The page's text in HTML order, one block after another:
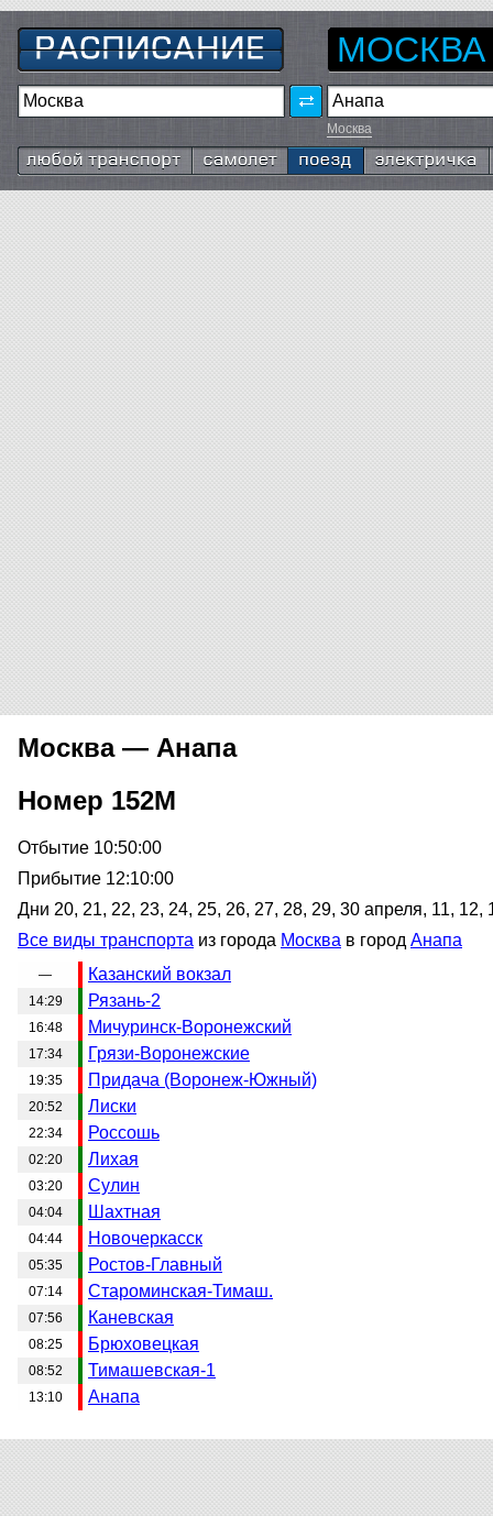
Москва
Любой транспорт Самолёт Поезд Электричка
Москва — Анапа
Номер 152М
Отбытие 10:50:00
Прибытие 12:10:00
Дни 20, 21, 22, 23, 24, 25, 26, 27, 28, 29, 30 апреля, 11,
Все виды транспорта из города Москва в город Анапа
— Казанский вокзал
14:29 Рязань-2
16:48 Мичуринск-Воронежский
17:34 Грязи-Воронежские
19:35 Придача (Воронеж-Южный)
20:52 Лиски
22:34 Россошь
02:20 Лихая
03:20 Сулин
04:04 Шахтная
04:44 Новочеркасск
05:35 Ростов-Главный
07:14 Староминская-Тимаш.
07:56 Каневская
08:25 Брюховецкая
08:52 Тимашевская-1
13:10 Анапа